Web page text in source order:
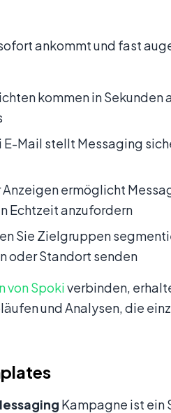
ankommt und fast
kommen in Sekunden
Mail stellt Messaging
ermöglicht
Echtzeit anzufordern
Sie Zielgruppen
oder Standort senden
von Spokiverbinden,
und Analysen, die
Kampagne ist